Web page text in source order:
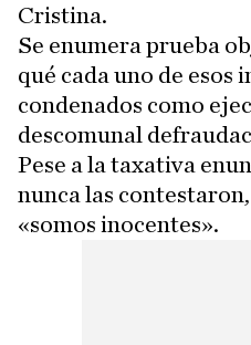
Cristina.
Se enumera prueba
qué cada uno de esos
condenados como
descomunal
Pese a la taxativa
nunca las
«somos inocentes».